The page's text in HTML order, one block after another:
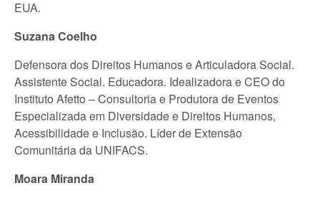
EUA.
Suzana Coelho
Defensora dos Direitos Humanos e Articuladora Social.
Assistente Social. Educadora. Idealizadora e CEO do
Instituto Afetto – Consultoria e Produtora de Eventos
Especializada em Diversidade e Direitos Humanos,
Acessibilidade e Inclusão. Líder de Extensão
Comunitária da UNIFACS.
Moara Miranda